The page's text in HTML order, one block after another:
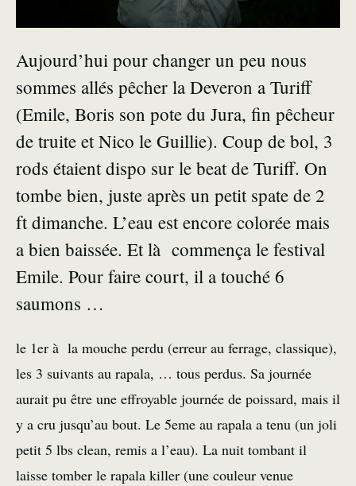
Aujourd’hui pour changer un peu nous
sommes allés pêcher la Deveron a Turiff
(Emile, Boris son pote du Jura, fin pêcheur
de truite et Nico le Guillie). Coup de bol, 3
rods étaient dispo sur le beat de Turiff. On
tombe bien, juste après un petit spate de 2
ft dimanche. L’eau est encore colorée mais
a bien baissée. Et là commença le festival
Emile. Pour faire court, il a touché 6
saumons …
le 1er à la mouche perdu (erreur au ferrage, classique),
les 3 suivants au rapala, … tous perdus. Sa journée
aurait pu être une effroyable journée de poissard, mais il
y a cru jusqu’au bout. Le 5eme au rapala a tenu (un joli
petit 5 lbs clean, remis a l’eau). La nuit tombant il
laisse tomber le rapala killer (une couleur venue